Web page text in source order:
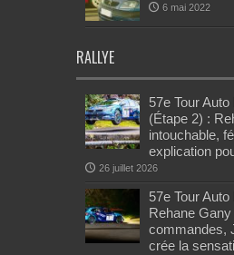
6 mai 2022
RALLYE
57e Tour
(Étape 2) :
intouchable,
explication
26 juillet 2026
57e Tour
Rehane
commandes,
crée la